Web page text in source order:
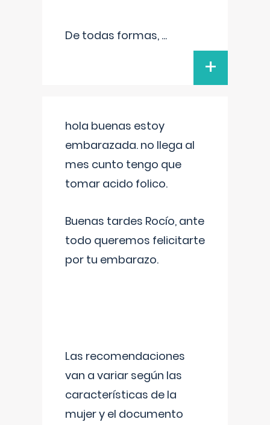
De todas formas, ...
+
hola buenas estoy
embarazada. no llega al
mes cunto tengo que
tomar acido folico.
Buenas tardes Rocío, ante
todo queremos felicitarte
por tu embarazo.
Las recomendaciones
van a variar según las
características de la
mujer y el documento